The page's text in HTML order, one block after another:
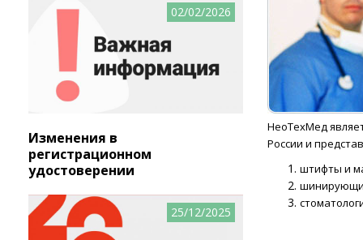
Изменения в
регистрационном
удостоверении
02/02/2026
25/12/2025
НеоТехМед
России и
штифты и